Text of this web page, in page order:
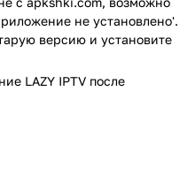
проверку антивирусом
по всем последним
не выявлено.
не установлено'.
версию и установите
LAZY IPTV после